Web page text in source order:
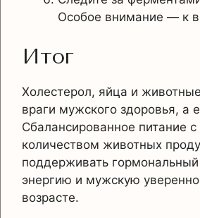
Особое внимание — к
Итог
Холестерол, яйца и
враги мужского здоровья, а
Сбалансированное питание
количеством животных
поддерживать гормональный
энергию и мужскую
возрасте.